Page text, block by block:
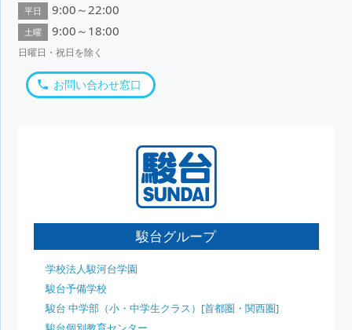
平日 9:00～22:00
土曜 9:00～18:00
日曜日・祝日を除く
お問い合わせ窓口
駿台グループ
学校法人駿河台学園
駿台予備学校
駿台 中学部（小・中学生クラス）[首都圏・関西圏]